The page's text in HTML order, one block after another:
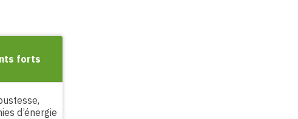
forts
d’énergie